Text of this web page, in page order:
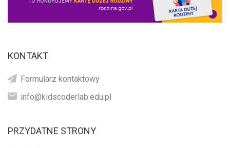
KONTAKT
Formularz kontaktowy
info@kidscoderlab.edu.pl
PRZYDATNE STRONY